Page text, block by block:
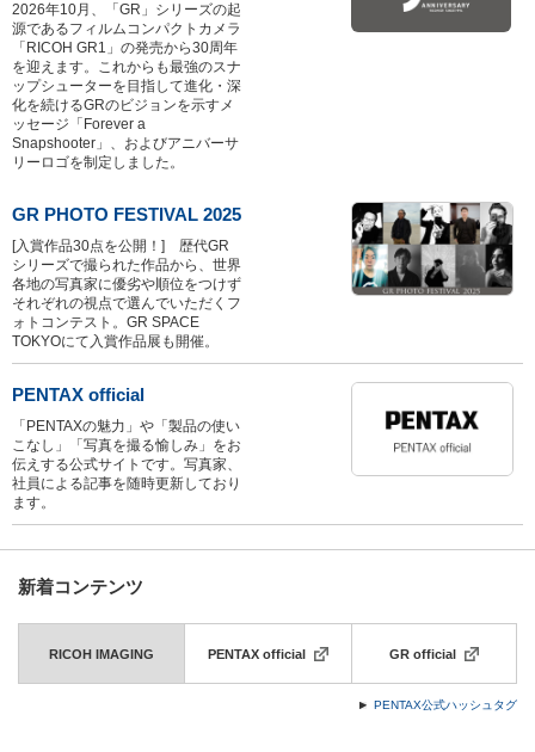
2026年10月、「GR」シリーズの起
源であるフィルムコンパクトカメラ
「RICOH GR1」の発売から30周年
を迎えます。これからも最強のスナ
ップシューターを目指して進化・深
化を続けるGRのビジョンを示すメ
ッセージ「Forever a
Snapshooter」、およびアニバーサ
リーロゴを制定しました。
GR PHOTO FESTIVAL 2025
[入賞作品30点を公開！] 歴代GR
シリーズで撮られた作品から、世界
各地の写真家に優劣や順位をつけず
それぞれの視点で選んでいただくフ
ォトコンテスト。GR SPACE
TOKYOにて入賞作品展も開催。
PENTAX official
「PENTAXの魅力」や「製品の使い
こなし」「写真を撮る愉しみ」をお
伝えする公式サイトです。写真家、
社員による記事を随時更新しており
ます。
新着コンテンツ
PENTAX公式ハッシュタグ
RICOH IMAGING PENTAX official GR official